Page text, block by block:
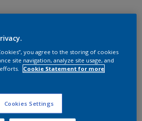
you agree to the storing of cookies
site navigation, analyze site usage, and
Cookie Statement for more
Cookies Settings